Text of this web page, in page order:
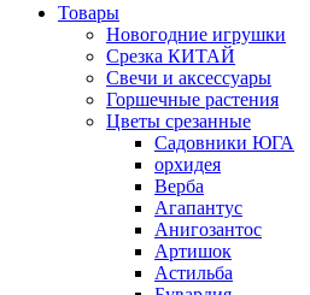
Товары
Новогодние игрушки
Срезка КИТАЙ
Свечи и аксессуары
Горшечные растения
Цветы срезанные
Садовники ЮГА
орхидея
Верба
Агапантус
Анигозантос
Артишок
Астильба